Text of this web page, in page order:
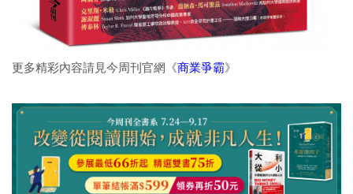
更多精彩內容請見今周刊官網《商業爭霸》